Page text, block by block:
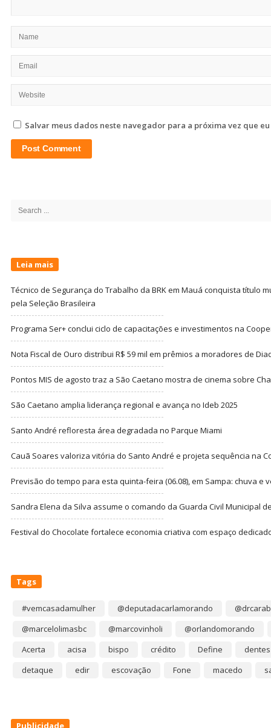
Salvar meus dados neste navegador para a próxima vez que
Search
Leia mais
Técnico de Segurança do Trabalho da BRK em Mauá conquista título
pela Seleção Brasileira
Programa Ser+ conclui ciclo de capacitações e investimentos na
Nota Fiscal de Ouro distribui R$ 59 mil em prêmios a moradores de
Pontos MIS de agosto traz a São Caetano mostra de cinema sobre
São Caetano amplia liderança regional e avança no Ideb 2025
Santo André refloresta área degradada no Parque Miami
Cauã Soares valoriza vitória do Santo André e projeta sequência na
Previsão do tempo para esta quinta-feira (06.08), em Sampa: chuva e
Sandra Elena da Silva assume o comando da Guarda Civil Municipal
Festival do Chocolate fortalece economia criativa com espaço
Tags
#vemcasadamulher @deputadacarlamorando
@marcelolimasbc
@marcovinholi
@orlandomorando
Acerta
acisa bispo crédito Define
dentes
detaque
edir escovação Fone macedo
Publicidade